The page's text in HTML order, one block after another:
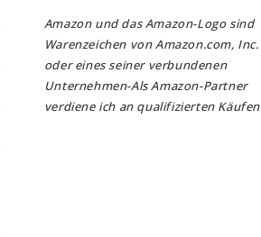
Amazon und das Amazon-Logo sind
Warenzeichen von Amazon.com, Inc.
oder eines seiner verbundenen
Unternehmen-Als Amazon-Partner
verdiene ich an qualifizierten Käufen